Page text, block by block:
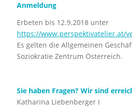
Anmeldung
Erbeten bis 12.9.2018 unter
https://www.perspektivatelier.at/
Es gelten die Allgemeinen
Soziokratie Zentrum Österreich.
Sie haben Fragen? Wir sind
Katharina Liebenberger I